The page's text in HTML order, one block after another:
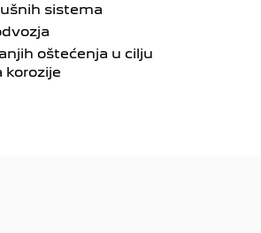
sistema
oštećenja u cilju
korozije